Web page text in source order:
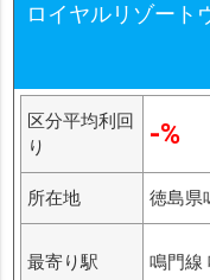
ロイヤルリゾート
区分平均利回
り
-%
所在地 徳島県
最寄り駅 鳴門線